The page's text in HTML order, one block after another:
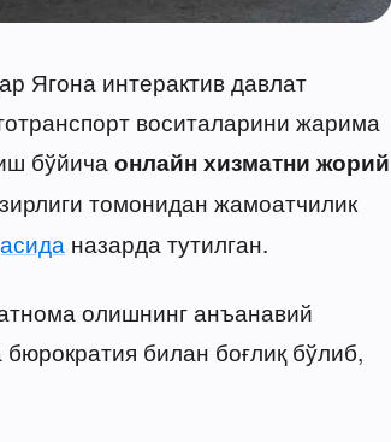
Ягона интерактив давлат
воситаларини жарима
бўйича онлайн хизматни жорий
томонидан жамоатчилик
назарда тутилган.
олишнинг анъанавий
билан боғлиқ бўлиб,